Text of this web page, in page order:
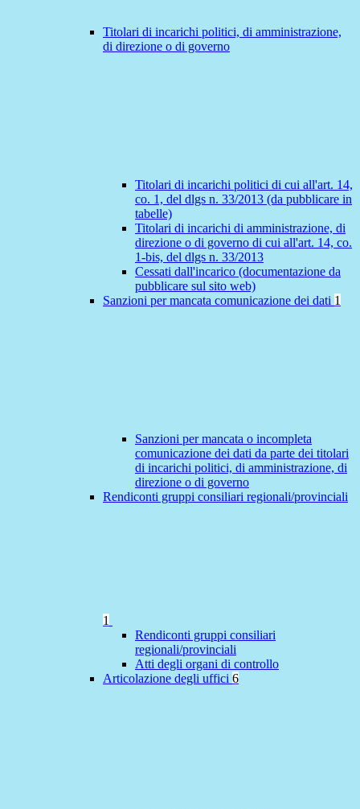
Titolari di incarichi politici, di amministrazione,
di direzione o di governo
Titolari di incarichi politici di cui all'art. 14,
co. 1, del dlgs n. 33/2013 (da pubblicare in
tabelle)
Titolari di incarichi di amministrazione, di
direzione o di governo di cui all'art. 14, co.
1-bis, del dlgs n. 33/2013
Cessati dall'incarico (documentazione da
pubblicare sul sito web)
Sanzioni per mancata comunicazione dei dati 1
Sanzioni per mancata o incompleta
comunicazione dei dati da parte dei titolari
di incarichi politici, di amministrazione, di
direzione o di governo
Rendiconti gruppi consiliari regionali/provinciali
1
Rendiconti gruppi consiliari
regionali/provinciali
Atti degli organi di controllo
Articolazione degli uffici 6